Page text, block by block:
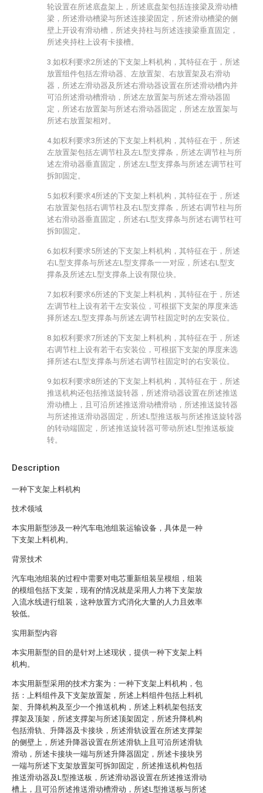
Description
一种下支架上料机构
技术领域
本实用新型涉及一种汽车电池组装运输设备，具体是一种
下支架上料机构。
背景技术
汽车电池组装的过程中需要对电芯重新组装呈模组，组装
的模组包括下支架，现有的情况就是采用人力将下支架放
入流水线进行组装，这种放置方式消化大量的人力且效率
较低。
实用新型内容
本实用新型的目的是针对上述现状，提供一种下支架上料
机构。
本实用新型采用的技术方案为：一种下支架上料机构，包
括：上料组件及下支架放置架，所述上料组件包括上料机
架、升降机构及至少一个推送机构，所述上料机架包括支
撑架及顶架，所述支撑架与所述顶架固定，所述升降机构
包括滑轨、升降器及卡接块，所述滑轨设置在所述支撑架
的侧壁上，所述升降器设置在所述滑轨上且可沿所述滑轨
滑动，所述卡接块一端与所述升降器固定，所述卡接块另
一端与所述下支架放置架可拆卸固定，所述推送机构包括
推送滑动器及L型推送板，所述滑动器设置在所述推送滑动
槽上，且可沿所述推送滑动槽滑动，所述L型推送板与所述
轮设置在所述底盘架上，所述底盘架包括连接梁及滑动槽
梁，所述滑动槽梁与所述连接梁固定，所述滑动槽梁的侧
壁上开设有滑动槽，所述夹持柱与所述连接梁垂直固定，
所述夹持柱上设有卡接槽。
3.如权利要求2所述的下支架上料机构，其特征在于，所述
放置组件包括左滑动器、左放置架、右放置架及右滑动
器，所述左滑动器及所述右滑动器设置在所述滑动槽内并
可沿所述滑动槽滑动，所述左放置架与所述左滑动器固
定，所述右放置架与所述右滑动器固定，所述左放置架与
所述右放置架相对。
4.如权利要求3所述的下支架上料机构，其特征在于，所述
左放置架包括左调节柱及左L型支撑条，所述左调节柱与所
述左滑动器垂直固定，所述左L型支撑条与所述左调节柱可
拆卸固定。
5.如权利要求4所述的下支架上料机构，其特征在于，所述
右放置架包括右调节柱及右L型支撑条，所述右调节柱与所
述右滑动器垂直固定，所述右L型支撑条与所述右调节柱可
拆卸固定。
6.如权利要求5所述的下支架上料机构，其特征在于，所述
右L型支撑条与所述左L型支撑条一一对应，所述右L型支
撑条及所述左L型支撑条上设有限位块。
7.如权利要求6所述的下支架上料机构，其特征在于，所述
左调节柱上设有若干左安装位，可根据下支架的厚度来选
择所述左L型支撑条与所述左调节柱固定时的左安装位。
8.如权利要求7所述的下支架上料机构，其特征在于，所述
右调节柱上设有若干右安装位，可根据下支架的厚度来选
择所述右L型支撑条与所述右调节柱固定时的右安装位。
9.如权利要求8所述的下支架上料机构，其特征在于，所述
推送机构还包括推送旋转器，所述滑动器设置在所述推送
滑动槽上，且可沿所述推送滑动槽滑动，所述推送旋转器
与所述推送滑动器固定，所述L型推送板与所述推送旋转器
的转动端固定，所述推送旋转器可带动所述L型推送板旋
转。